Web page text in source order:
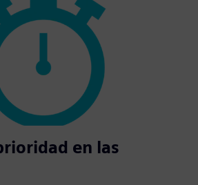
en las